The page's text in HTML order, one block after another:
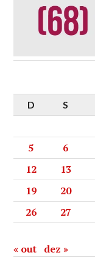
D
S
5
6
12
13
19
20
26
27
« out dez »